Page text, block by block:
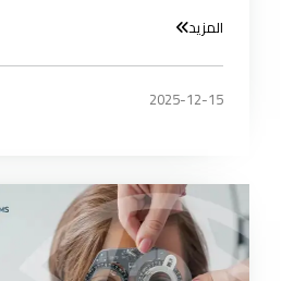
المزيد
2025-12-15